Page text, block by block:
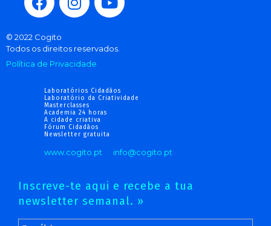
© 2022 Cogito
Todos os direitos reservados.
Política de Privacidade
Laboratórios Cidadãos
Laboratório da Criatividade
Masterclasses
Academia 24 horas
A cidade criativa
Fórum Cidadãos
Newsletter gratuita
www.cogito.pt info@cogito.pt
Inscreve-te aqui e recebe a tua
newsletter semanal. »